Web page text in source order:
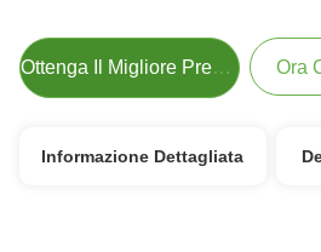
Ottenga Il Migliore Prezzo Ora
Informazione Dettagliata